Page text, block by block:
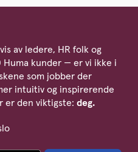
av ledere, HR folk og
kunder — er vi ikke i
som jobber der
intuitiv og inspirerende
er den viktigste: deg.